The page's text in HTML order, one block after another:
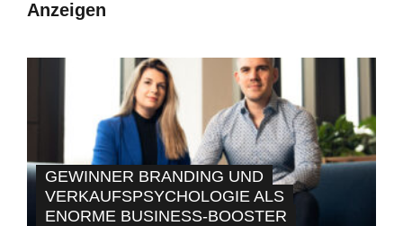
Anzeigen
GEWINNER BRANDING UND
VERKAUFSPSYCHOLOGIE ALS
ENORME BUSINESS-BOOSTER